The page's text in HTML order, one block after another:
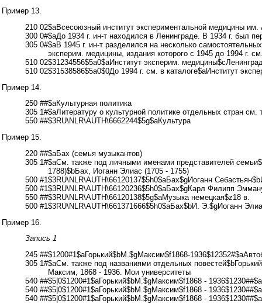
Пример 13.
210 02$aВсесоюзный институт экспериментальной медицины им.
300 0#$aДо 1934 г. ин-т находился в Ленинграде. В 1934 г. был
305 0#$aВ 1945 г. ин-т разделился на несколько
эксперим. медицины, издания которого с 1945 до 1994 г.
510 02$31234556$5a0$aИнститут эксперим.
510 02$31538586$5a0$0До 1994 г. см. в каталоге$aИнститут
Пример 14.
250 ##$aКультурная политика
305 1#$aЛитературу о культурной политике отдельных стран
550 ##$3RU\NLR\AUTH\6662244$5g$aКультура
Пример 15.
220 ##$aБах (семья музыкантов)
305 1#$aСм. также под личными именами представителей
1788)$bБах, Иоганн Элиас (1705 - 1755)
500 #1$3RU\NLR\AUTH\66120137$5h0$aБах$gИоганн
500 #1$3RU\NLR\AUTH\66120236$5h0$aБах$gКарл Филипп
550 ##$3RU\NLR\AUTH\66120138$5g$aМузыка немецкая$z18 в.
500 #1$3RU\NLR\AUTH\661371666$5h0$aБах$bИ. Э.$gИоганн
Пример 16.
Запись 1
245 ##$1200#1$aГорький$bМ.$gМаксим$f1868-
305 1#$aСм. также под названиями отдельных
Максим, 1868 - 1936. Мои университеты
540 ##$5|0$1200#1$aГорький$bМ.$gМаксим$f1868 -
540 ##$5|0$1200#1$aГорький$bМ.$gМаксим$f1868 -
540 ##$5|0$1200#1$aГорький$bМ.$gМаксим$f1868 -